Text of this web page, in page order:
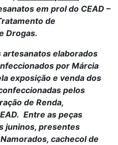
em prol do CEAD –
de
Drogas.
elaborados
por Márcia
exposição e venda dos
pelos
de Renda,
Entre as peças
juninos, presentes
cachecol de